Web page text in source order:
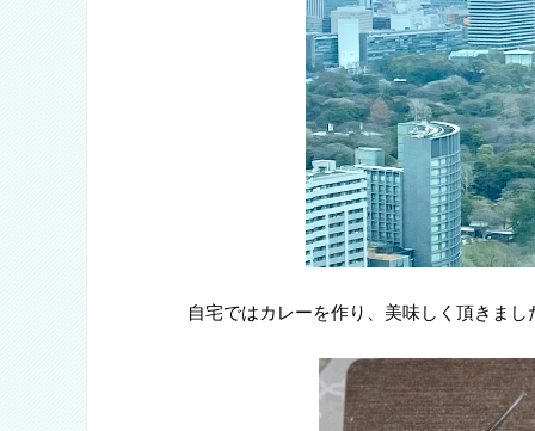
自宅ではカレーを作り、美味しく頂きまし